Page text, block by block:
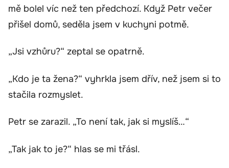
mě bolel víc než ten předchozí. Když Petr večer
přišel domů, seděla jsem v kuchyni potmě.
„Jsi vzhůru?“ zeptal se opatrně.
„Kdo je ta žena?“ vyhrkla jsem dřív, než jsem si to
stačila rozmyslet.
Petr se zarazil. „To není tak, jak si myslíš…“
„Tak jak to je?“ hlas se mi třásl.